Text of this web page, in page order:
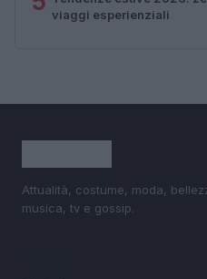
viaggi esperienziali
Attualità, costume, moda,
musica, tv e gossip.